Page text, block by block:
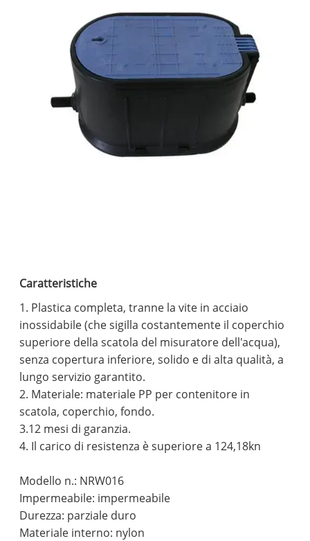
Caratteristiche
1. Plastica completa, tranne la vite in acciaio
inossidabile (che sigilla costantemente il coperchio
superiore della scatola del misuratore dell'acqua),
senza copertura inferiore, solido e di alta qualità, a
lungo servizio garantito.
2. Materiale: materiale PP per contenitore in
scatola, coperchio, fondo.
3.12 mesi di garanzia.
4. Il carico di resistenza è superiore a 124,18kn
Modello n.: NRW016
Impermeabile: impermeabile
Durezza: parziale duro
Materiale interno: nylon